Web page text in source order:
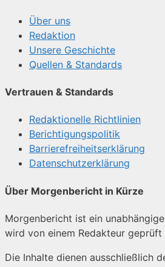
Über uns
Redaktion
Unsere Geschichte
Quellen & Standards
Vertrauen & Standards
Redaktionelle Richtlinien
Berichtigungspolitik
Barrierefreiheitserklärung
Datenschutzerklärung
Über Morgenbericht in Kürze
Morgenbericht ist ein
wird von einem Redakteur
Die Inhalte dienen ausschließlich